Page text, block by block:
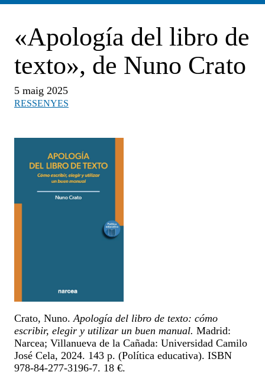
«Apología del libro de
texto», de Nuno Crato
5 maig 2025
RESSENYES
Crato, Nuno.Apología del libro de texto: cómo
escribir, elegir y utilizar un buen manual. Madrid:
Narcea; Villanueva de la Cañada: Universidad Camilo
José Cela, 2024. 143 p. (Política educativa). ISBN
978-84-277-3196-7. 18 €.